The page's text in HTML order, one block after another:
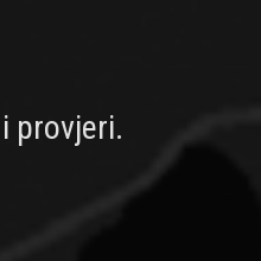
i provjeri.